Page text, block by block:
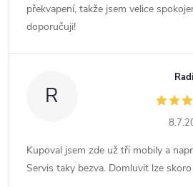
překvapení, takže jsem velice
doporučuji!
R
Kupoval jsem zde už tři mobily a
Servis taky bezva. Domluvit lze